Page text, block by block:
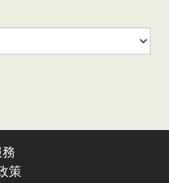
策